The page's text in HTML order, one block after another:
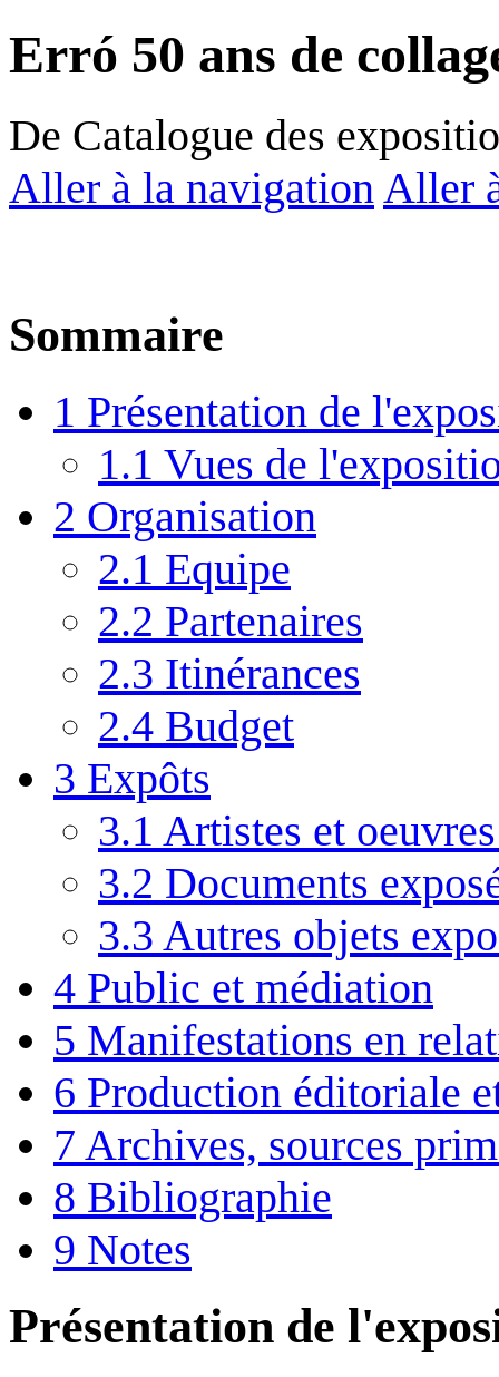
Erró 50 ans de
De Catalogue des
Aller à la navigation Aller
Sommaire
1 Présentation de
1.1 Vues de
2 Organisation
2.1 Equipe
2.2 Partenaires
2.3 Itinérances
2.4 Budget
3 Expôts
3.1 Artistes et
3.2 Documents
3.3 Autres objets
4 Public et médiation
5 Manifestations en
6 Production éditoriale
7 Archives, sources
8 Bibliographie
9 Notes
Présentation de